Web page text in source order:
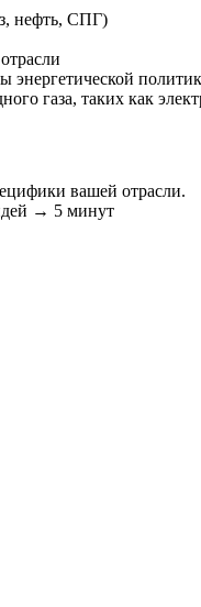
нефть, СПГ)
энергетической
газа, таких как
вашей отрасли.
→ 5 минут